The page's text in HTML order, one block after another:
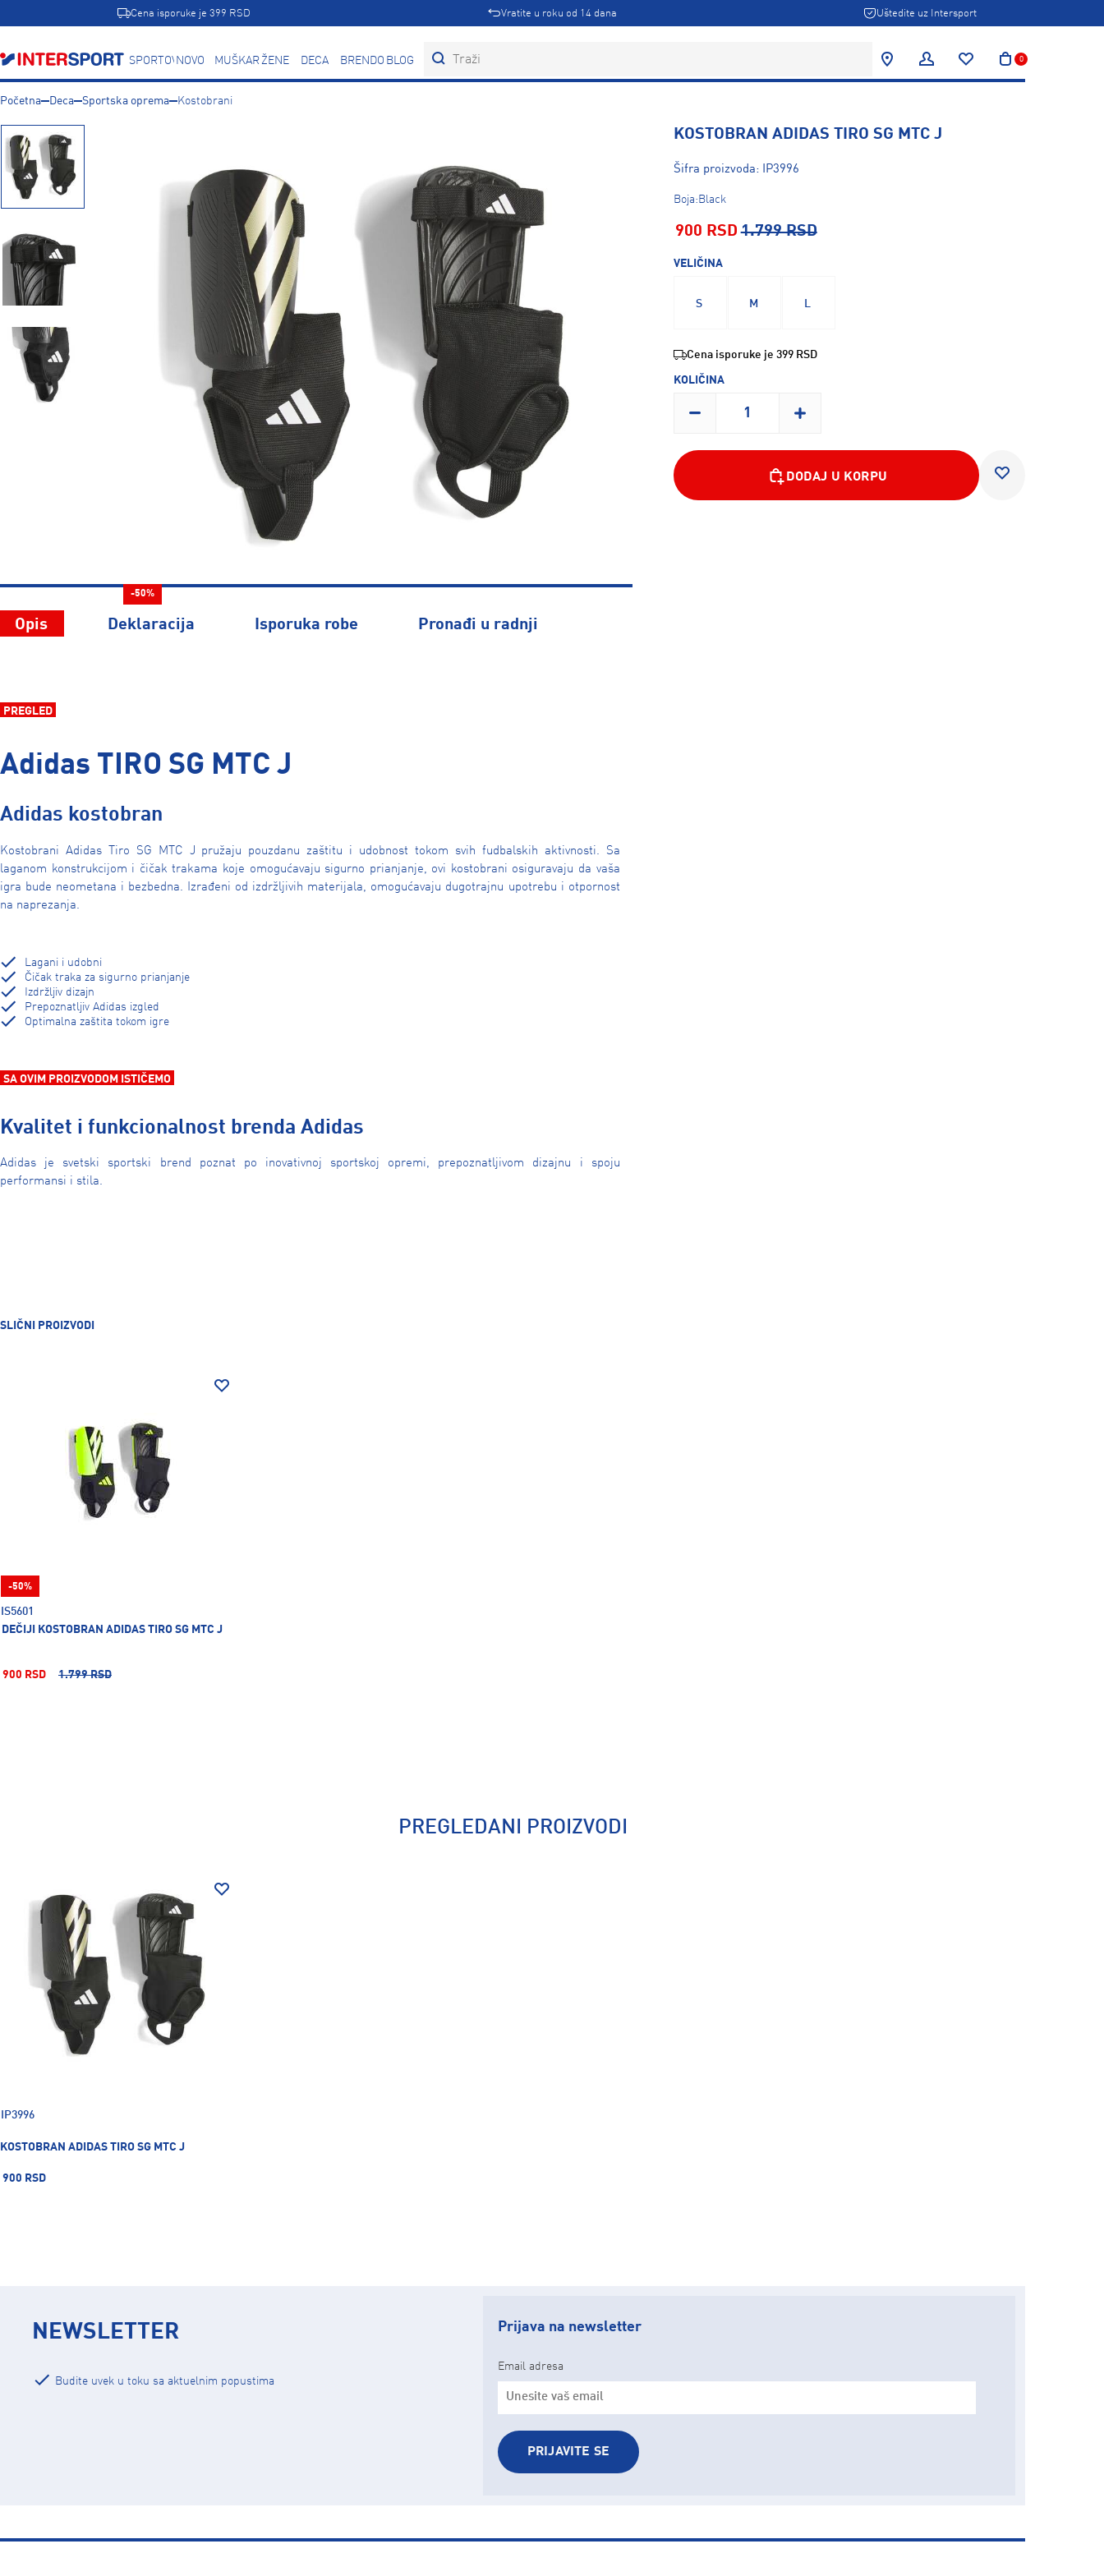
Cena isporuke je 399 RSD Vratite u roku od 14 dana Uštedite uz Intersport
SPORTOVINOVO MUŠKARCIŽENE DECA BRENDOVIBLOG 0
Početna Deca Sportska oprema Kostobrani
-50%
Opis Deklaracija Isporuka robe Pronađi u radnji
PREGLED
Adidas TIRO SG MTC J
Adidas kostobran
Kostobrani Adidas Tiro SG MTC J pružaju pouzdanu zaštitu i udobnost tokom svih fudbalskih aktivnosti. Sa
laganom konstrukcijom i čičak trakama koje omogućavaju sigurno prianjanje, ovi kostobrani osiguravaju da vaša
igra bude neometana i bezbedna. Izrađeni od izdržljivih materijala, omogućavaju dugotrajnu upotrebu i otpornost
na naprezanja.
Lagani i udobni
Čičak traka za sigurno prianjanje
Izdržljiv dizajn
Prepoznatljiv Adidas izgled
Optimalna zaštita tokom igre
SA OVIM PROIZVODOM ISTIČEMO
Kvalitet i funkcionalnost brenda Adidas
Adidas je svetski sportski brend poznat po inovativnoj sportskoj opremi, prepoznatljivom dizajnu i spoju
performansi i stila.
KOSTOBRAN ADIDAS TIRO SG MTC J
Šifra proizvoda: IP3996
Boja:Black
900 RSD 1.799 RSD
VELIČINA
S M
Cena isporuke je 399 RSD
KOLIČINA
DODAJ U KORPU
SLIČNI PROIZVODI
IS5601
DEČIJI KOSTOBRAN ADIDAS TIRO SG MTC J
900 RSD 1.799 RSD
-50%
PREGLEDANI PROIZVODI
IP3996
KOSTOBRAN ADIDAS TIRO SG MTC J
900 RSD
NEWSLETTER
Budite uvek u toku sa aktuelnim popustima
Prijava na newsletter
Email adresa
PRIJAVITE SE